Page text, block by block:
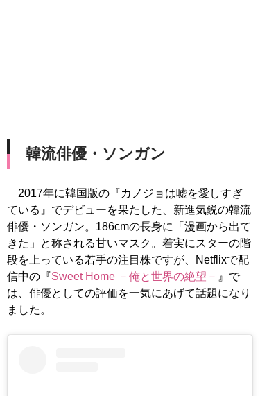
韓流俳優・ソンガン
2017年に韓国版の『カノジョは嘘を愛しすぎ
ている』でデビューを果たした、新進気鋭の韓流
俳優・ソンガン。186cmの長身に「漫画から出て
きた」と称される甘いマスク。着実にスターの階
段を上っている若手の注目株ですが、Netflixで配
信中の『Sweet Home －俺と世界の絶望－ 』で
は、俳優としての評価を一気にあげて話題になり
ました。